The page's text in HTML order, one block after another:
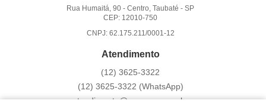
Rua Humaitá, 90 -Centro, Taubaté -SP
CEP: 12010-750
CNPJ: 62.175.211/0001-12
Atendimento
(12) 3625-3322
(12) 3625-3322 (WhatsApp)
atendimento@agaesse.com.br